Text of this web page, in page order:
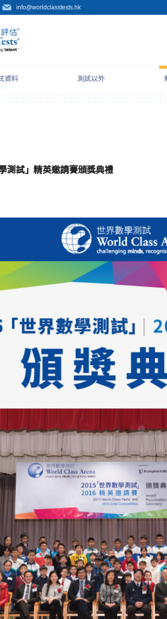
info@worldclasstests.hk
資料 測試以外
測試」精英邀請賽頒獎典禮